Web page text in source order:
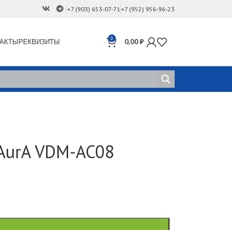
+7 (903) 653-07-71 +7 (952) 956-96-23
РЕКВИЗИТЫ 0 0,00₽
VDM-AC08